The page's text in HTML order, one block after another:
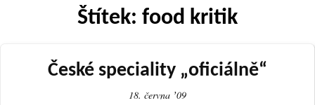
Štítek: food kritik
České speciality „oficiálně“
18. června ʼ09